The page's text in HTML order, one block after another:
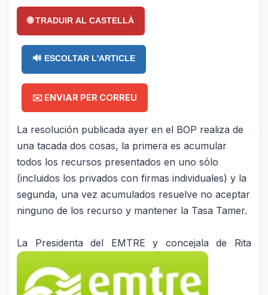
🌐 TRADUIR AL CASTELLÀ
🔊 ESCOLTAR L'ARTICLE
✉️ ENVIAR PER CORREU
La resolución publicada ayer en el BOP realiza de
una tacada dos cosas, la primera es acumular
todos los recursos presentados en uno sólo
(incluidos los privados con firmas individuales) y la
segunda, una vez acumulados resuelve no aceptar
ninguno de los recurso y mantener la Tasa Tamer.
La Presidenta del EMTRE y concejala de Rita